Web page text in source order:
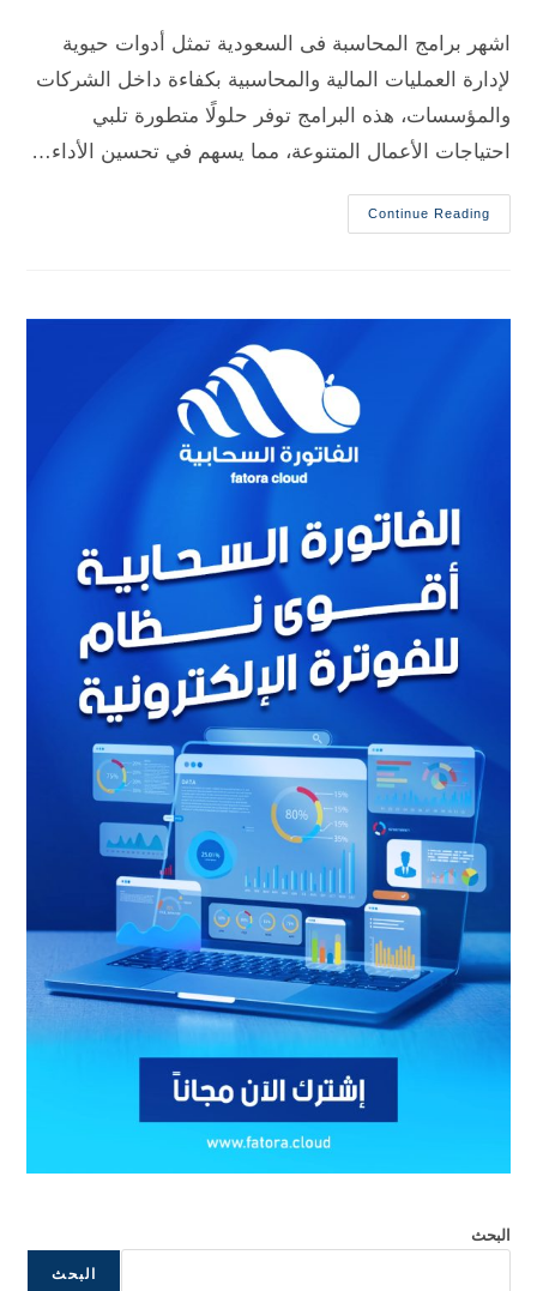
اشهر برامج المحاسبة فى السعودية تمثل أدوات حيوية
لإدارة العمليات المالية والمحاسبية بكفاءة داخل الشركات
والمؤسسات، هذه البرامج توفر حلولًا متطورة تلبي
احتياجات الأعمال المتنوعة، مما يسهم في تحسين الأداء…
Continue Reading
البحث
البحث